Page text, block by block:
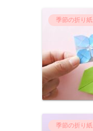
季節の折り紙
季節の折り紙